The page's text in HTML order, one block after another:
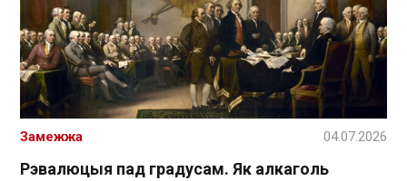
Рэвалюцыя пад градусам. Як алкаголь
Замежжа 04.07.2026